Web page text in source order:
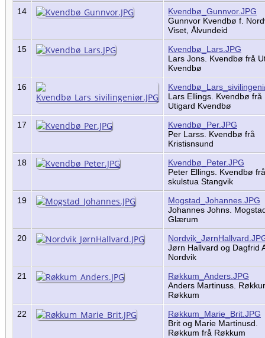
14
Kvendbø_Gunnvor.JPG
Gunnvor Kvendbø f.
Viset, Ålvundeid
15
Kvendbø_Lars.JPG
Lars Jons. Kvendbø frå
Kvendbø
16
Lars Ellings. Kvendbø frå
Utigard Kvendbø
17
Kvendbø_Per.JPG
Per Larss. Kvendbø frå
Kristisnsund
18
Kvendbø_Peter.JPG
Peter Ellings. Kvendbø frå
skulstua Stangvik
19
Mogstad_Johannes.JPG
Johannes Johns.
Glærum
20
Jørn Hallvard og Dagfrid
Nordvik
21
Røkkum_Anders.JPG
Anders Martinuss.
Røkkum
22
Røkkum_Marie_Brit.JPG
Brit og Marie Martinusd.
Røkkum frå Røkkum